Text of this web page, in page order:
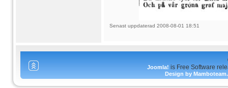
Senast uppdaterad 2008-08-01 18:51
Joomla! is Free Software
Design by